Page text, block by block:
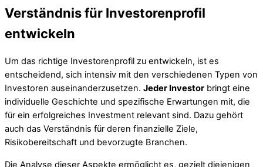
Verständnis für Investorenprofil
entwickeln
Um das richtige Investorenprofil zu entwickeln, ist es
entscheidend, sich intensiv mit den verschiedenen Typen von
Investoren auseinanderzusetzen. Jeder Investor bringt eine
individuelle Geschichte und spezifische Erwartungen mit, die
für ein erfolgreiches Investment relevant sind. Dazu gehört
auch das Verständnis für deren finanzielle Ziele,
Risikobereitschaft und bevorzugte Branchen.
Die Analyse dieser Aspekte ermöglicht es, gezielt diejenigen